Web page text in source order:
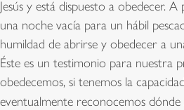
Jesús y está dispuesto a obedecer.
una noche vacía para un hábil
humildad de abrirse y obedecer a
Éste es un testimonio para nuestra
obedecemos, si tenemos la
eventualmente reconocemos dónde